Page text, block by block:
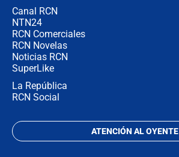
Canal RCN
NTN24
RCN Comerciales
RCN Novelas
Noticias RCN
SuperLike
La República
RCN Social
ATENCIÓN AL OYENTE